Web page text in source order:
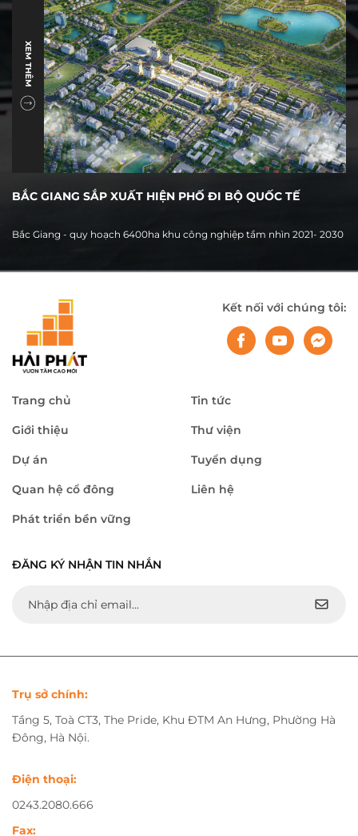
XEM THÊM
BẮC GIANG SẮP XUẤT HIỆN PHỐ ĐI BỘ QUỐC TẾ
Bắc Giang - quy hoạch 6400ha khu công nghiệp tầm nhìn 2021- 2030
Kết nối với chúng tôi:
Trang chủ
Giới thiệu
Dự án
Quan hệ cổ đông
Phát triển bền vững
Tin tức
Thư viện
Tuyển dụng
Liên hệ
ĐĂNG KÝ NHẬN TIN NHẮN
Trụ sở chính:
Tầng 5, Toà CT3, The Pride, Khu ĐTM An Hưng, Phường Hà
Đông, Hà Nội.
Điện thoại:
0243.2080.666
Fax: